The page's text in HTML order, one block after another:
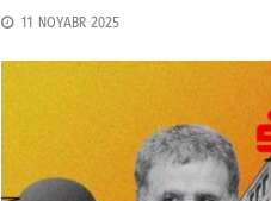
11 NOYABR 2025